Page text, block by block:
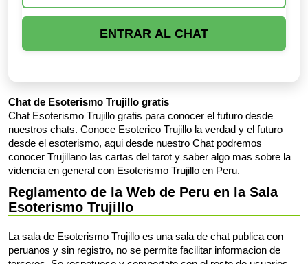
ENTRAR AL CHAT
Chat de Esoterismo Trujillo gratis
Chat Esoterismo Trujillo gratis para conocer el futuro desde
nuestros chats. Conoce Esoterico Trujillo la verdad y el futuro
desde el esoterismo, aqui desde nuestro Chat podremos
conocer Trujillano las cartas del tarot y saber algo mas sobre la
videncia en general con Esoterismo Trujillo en Peru.
Reglamento de la Web de Peru en la Sala
Esoterismo Trujillo
La sala de Esoterismo Trujillo es una sala de chat publica con
peruanos y sin registro, no se permite facilitar informacion de